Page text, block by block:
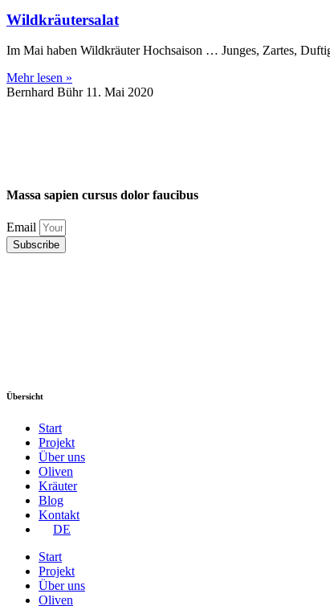
Wildkräutersalat
Im Mai haben Wildkräuter Hochsaison … Junges, Zartes,
Mehr lesen »
Bernhard Bühr 11. Mai 2020
Massa sapien cursus dolor faucibus
Email
Subscribe
Übersicht
Start
Projekt
Über uns
Oliven
Kräuter
Blog
Kontakt
DE
Start
Projekt
Über uns
Oliven